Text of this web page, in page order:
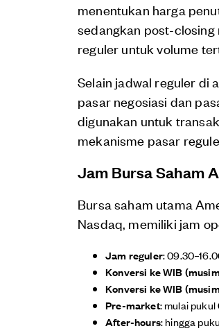
menentukan harga
sedangkan post-
reguler untuk volume
Selain jadwal reguler di
pasar negosiasi dan
digunakan untuk
mekanisme pasar
Jam Bursa Saham
Bursa saham utama
Nasdaq, memiliki jam
Jam reguler:
Konversi ke WIB
Konversi ke WIB
Pre-market: mulai
After-hours: hingga